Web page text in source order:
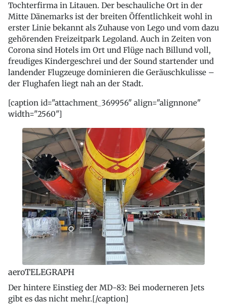
Tochterfirma in Litauen. Der beschauliche Ort in der
Mitte Dänemarks ist der breiten Öffentlichkeit wohl in
erster Linie bekannt als Zuhause von Lego und vom dazu
gehörenden Freizeitpark Legoland. Auch in Zeiten von
Corona sind Hotels im Ort und Flüge nach Billund voll,
freudiges Kindergeschrei und der Sound startender und
landender Flugzeuge dominieren die Geräuschkulisse –
der Flughafen liegt nah an der Stadt.
[caption id="attachment_369956" align="alignnone"
width="2560"]
aeroTELEGRAPH
Der hintere Einstieg der MD-83: Bei moderneren Jets
gibt es das nicht mehr.[/caption]